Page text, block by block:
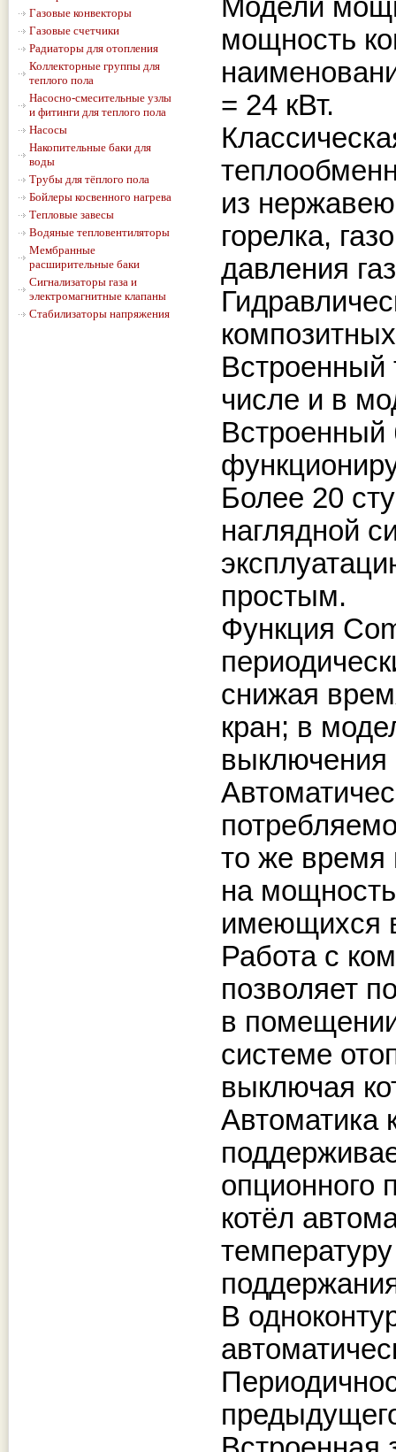
Газовые конвекторы
Газовые счетчики
Радиаторы для отопления
Коллекторные группы для
теплого пола
Насосно-смесительные узлы
и фитинги для теплого пола
Насосы
Накопительные баки для
воды
Трубы для тёплого пола
Бойлеры косвенного нагрева
Тепловые завесы
Водяные тепловентиляторы
Мембранные
расширительные баки
Сигнализаторы газа и
электромагнитные клапаны
Стабилизаторы напряжения
Модели
мощность
= 24 кВт.
из
горелка,
давления
Встроенный
числе и в
Встроенный
Более 20
наглядной
простым.
Функция
снижая
кран; в
выключения
то же время
на
имеющихся
Работа с
позволяет
в
системе
выключая
Автоматика
опционного
котёл
В